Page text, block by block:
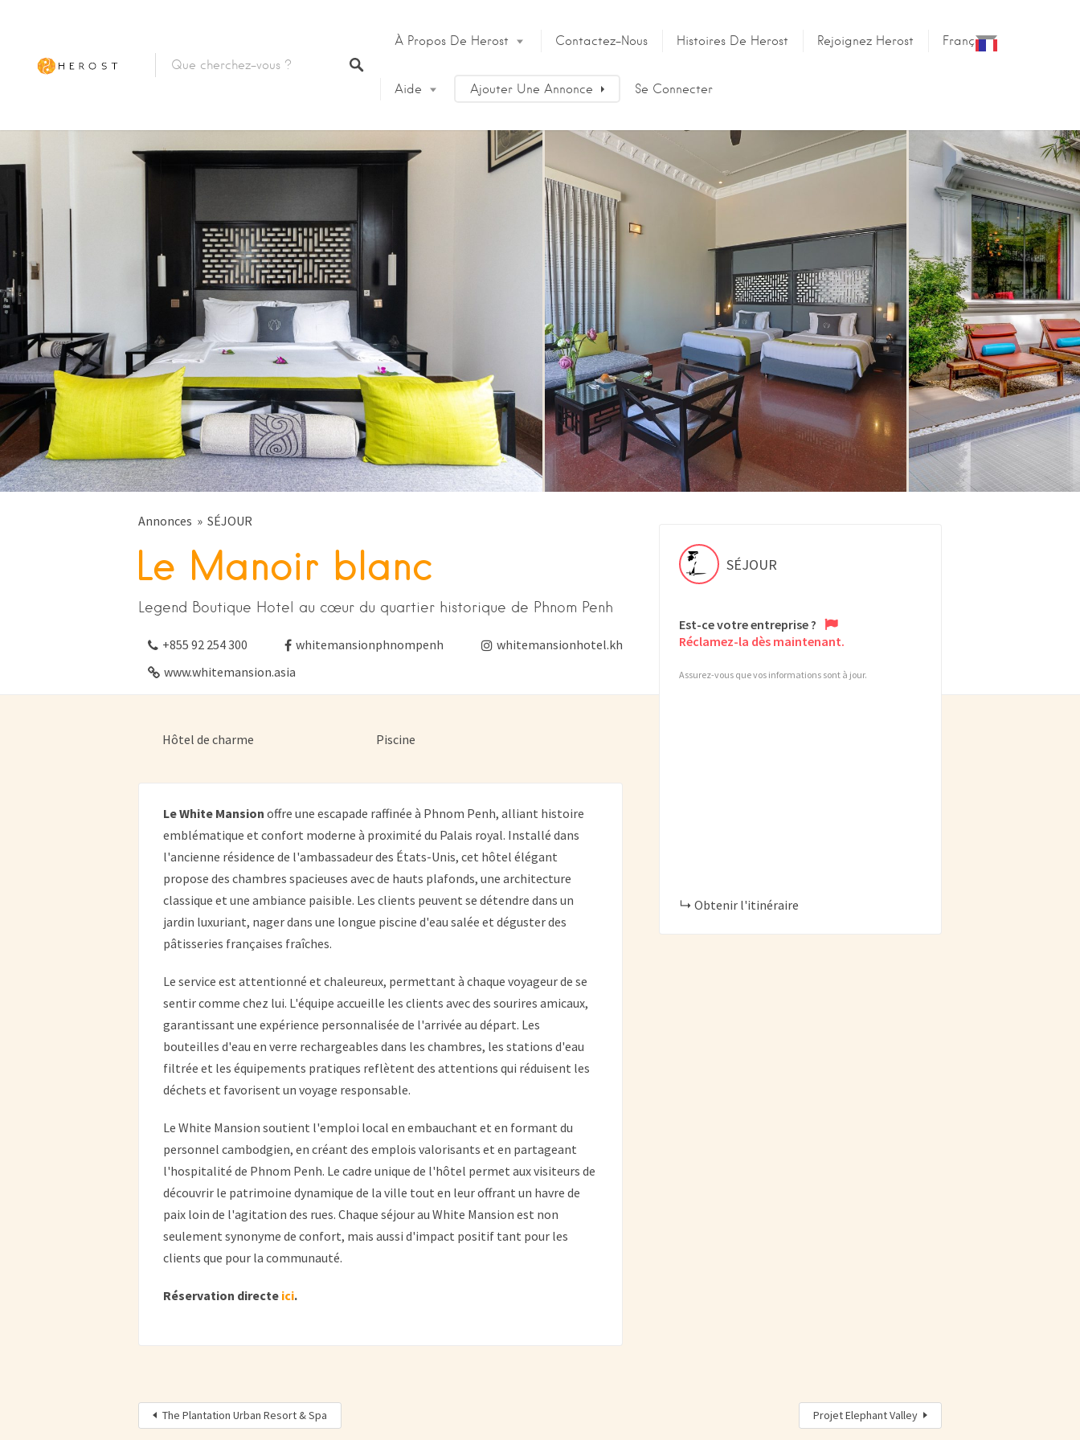
À Propos De Herost Contactez-Nous Histoires De Herost Rejoignez Herost Français
Aide Ajouter Une Annonce Se Connecter
Annonces SÉJOUR
Le Manoir blanc
Legend Boutique Hotel au cœur du quartier historique de Phnom Penh
+855 92 254 300 whitemansionphnompenh
whitemansionhotel.kh
www.whitemansion.asia
Hôtel de charme Piscine
Le White Mansion offre une escapade raffinée à Phnom Penh, alliant histoire
emblématique et confort moderne à proximité du Palais royal. Installé dans
l'ancienne résidence de l'ambassadeur des États-Unis, cet hôtel élégant
propose des chambres spacieuses avec de hauts plafonds, une architecture
classique et une ambiance paisible. Les clients peuvent se détendre dans un
jardin luxuriant, nager dans une longue piscine d'eau salée et déguster des
pâtisseries françaises fraîches.
Le service est attentionné et chaleureux, permettant à chaque voyageur de se
sentir comme chez lui. L'équipe accueille les clients avec des sourires amicaux,
garantissant une expérience personnalisée de l'arrivée au départ. Les
bouteilles d'eau en verre rechargeables dans les chambres, les stations d'eau
filtrée et les équipements pratiques reflètent des attentions qui réduisent les
déchets et favorisent un voyage responsable.
Le White Mansion soutient l'emploi local en embauchant et en formant du
personnel cambodgien, en créant des emplois valorisants et en partageant
l'hospitalité de Phnom Penh. Le cadre unique de l'hôtel permet aux visiteurs de
découvrir le patrimoine dynamique de la ville tout en leur offrant un havre de
paix loin de l'agitation des rues. Chaque séjour au White Mansion est non
seulement synonyme de confort, mais aussi d'impact positif tant pour les
clients que pour la communauté.
Réservation directe ici.
SÉJOUR
Est-ce votre entreprise ?
Réclamez-la dès maintenant.
Assurez-vous que vos informations sont à jour.
Obtenir l'itinéraire
The Plantation Urban Resort & Spa Projet Elephant Valley